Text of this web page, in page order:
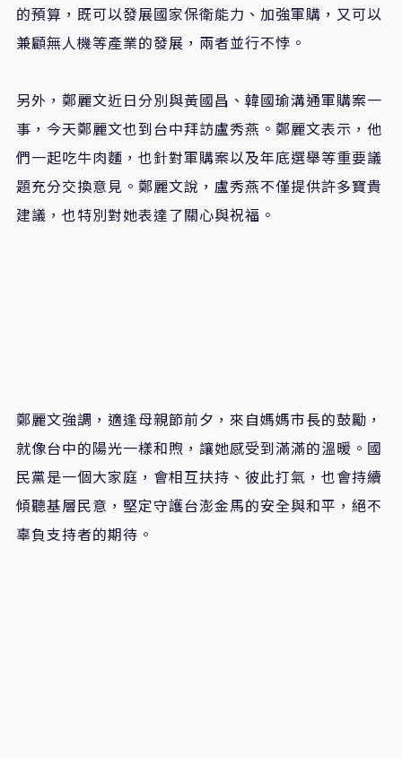
的預算，既可以發展國家保衛能力、加強軍購，又可以
兼顧無人機等產業的發展，兩者並行不悖。
另外，鄭麗文近日分別與黃國昌、韓國瑜溝通軍購案一
事，今天鄭麗文也到台中拜訪盧秀燕。鄭麗文表示，他
們一起吃牛肉麵，也針對軍購案以及年底選舉等重要議
題充分交換意見。鄭麗文說，盧秀燕不僅提供許多寶貴
建議，也特別對她表達了關心與祝福。
鄭麗文強調，適逢母親節前夕，來自媽媽市長的鼓勵，
就像台中的陽光一樣和煦，讓她感受到滿滿的溫暖。國
民黨是一個大家庭，會相互扶持、彼此打氣，也會持續
傾聽基層民意，堅定守護台澎金馬的安全與和平，絕不
辜負支持者的期待。